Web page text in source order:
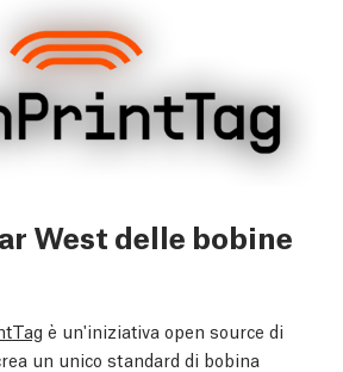
West delle bobine
è un'iniziativa open source di
un unico standard di bobina